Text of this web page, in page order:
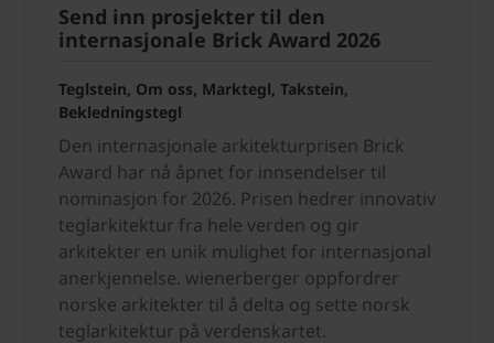
Send inn prosjekter til den
internasjonale Brick Award 2026
Teglstein, Om oss, Marktegl, Takstein,
Bekledningstegl
Den internasjonale arkitekturprisen Brick
Award har nå åpnet for innsendelser til
nominasjon for 2026. Prisen hedrer innovativ
teglarkitektur fra hele verden og gir
arkitekter en unik mulighet for internasjonal
anerkjennelse. wienerberger oppfordrer
norske arkitekter til å delta og sette norsk
teglarkitektur på verdenskartet.